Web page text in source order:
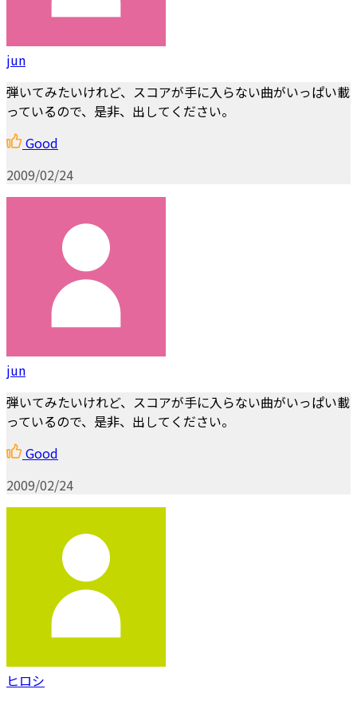
jun
弾いてみたいけれど、スコアが手に入らない曲がいっぱい載
っているので、是非、出してください。
Good
2009/02/24
jun
弾いてみたいけれど、スコアが手に入らない曲がいっぱい載
っているので、是非、出してください。
Good
2009/02/24
ヒロシ